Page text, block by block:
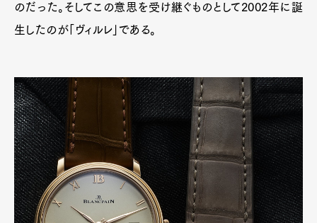
Art&Design Watch
Fashion
Gourmet
Cars
ProductCulture Lifestyle
のだった。そしてこの意思を受け継ぐものとして2002年に誕
生したのが「ヴィルレ」である。